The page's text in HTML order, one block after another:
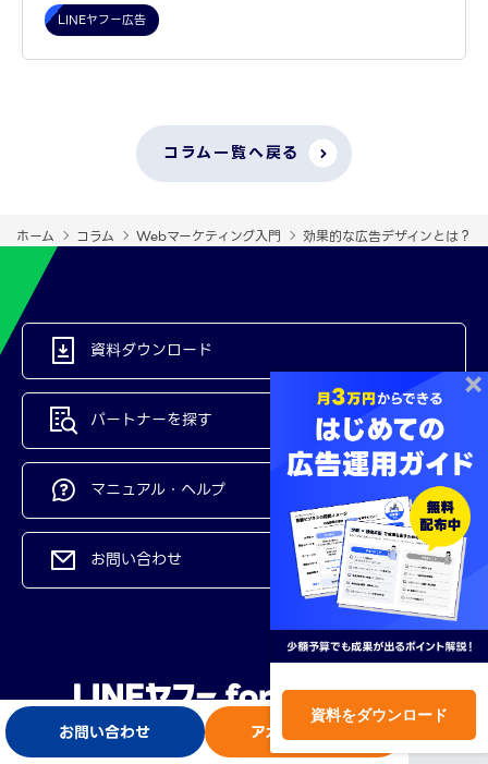
LINEヤフー広告
コラム一覧へ戻る
ホーム コラム Webマーケティング入門 効果的な広告デザインとは？
資料ダウンロード
パートナーを探す
マニュアル・ヘルプ
お問い合わせ
お問い合わせ アカウント開設
ログイン
資料をダウンロード